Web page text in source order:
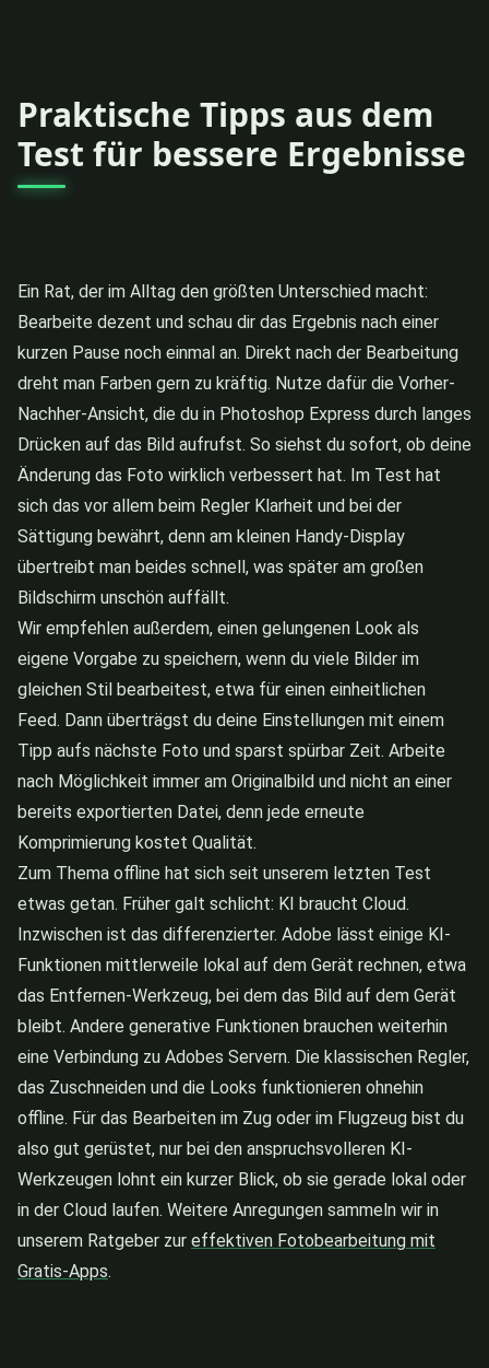
Praktische Tipps aus dem
Test für bessere Ergebnisse
Ein Rat, der im Alltag den größten Unterschied macht:
Bearbeite dezent und schau dir das Ergebnis nach einer
kurzen Pause noch einmal an. Direkt nach der Bearbeitung
dreht man Farben gern zu kräftig. Nutze dafür die Vorher-
Nachher-Ansicht, die du in Photoshop Express durch langes
Drücken auf das Bild aufrufst. So siehst du sofort, ob deine
Änderung das Foto wirklich verbessert hat. Im Test hat
sich das vor allem beim Regler Klarheit und bei der
Sättigung bewährt, denn am kleinen Handy-Display
übertreibt man beides schnell, was später am großen
Bildschirm unschön auffällt.
Wir empfehlen außerdem, einen gelungenen Look als
eigene Vorgabe zu speichern, wenn du viele Bilder im
gleichen Stil bearbeitest, etwa für einen einheitlichen
Feed. Dann überträgst du deine Einstellungen mit einem
Tipp aufs nächste Foto und sparst spürbar Zeit. Arbeite
nach Möglichkeit immer am Originalbild und nicht an einer
bereits exportierten Datei, denn jede erneute
Komprimierung kostet Qualität.
Zum Thema offline hat sich seit unserem letzten Test
etwas getan. Früher galt schlicht: KI braucht Cloud.
Inzwischen ist das differenzierter. Adobe lässt einige KI-
Funktionen mittlerweile lokal auf dem Gerät rechnen, etwa
das Entfernen-Werkzeug, bei dem das Bild auf dem Gerät
bleibt. Andere generative Funktionen brauchen weiterhin
eine Verbindung zu Adobes Servern. Die klassischen Regler,
das Zuschneiden und die Looks funktionieren ohnehin
offline. Für das Bearbeiten im Zug oder im Flugzeug bist du
also gut gerüstet, nur bei den anspruchsvolleren KI-
Werkzeugen lohnt ein kurzer Blick, ob sie gerade lokal oder
in der Cloud laufen. Weitere Anregungen sammeln wir in
unserem Ratgeber zur effektiven Fotobearbeitung mit
Gratis-Apps.